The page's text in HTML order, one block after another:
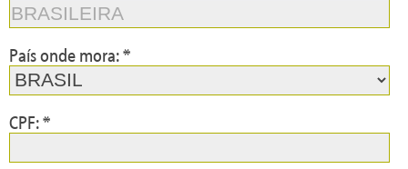
País onde mora: *
CPF: *